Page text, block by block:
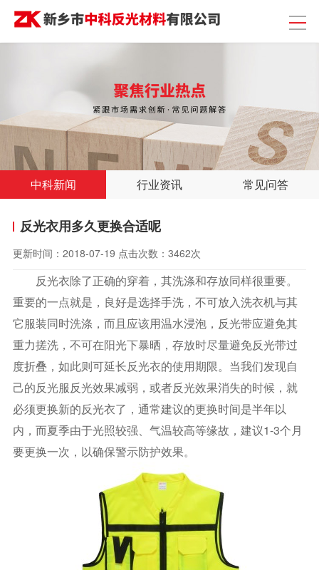
中科新闻 行业资讯 常见问答
反光衣用多久更换合适呢
更新时间： 2018-07-19 点击次数： 3462次
反光衣除了正确的穿着，其洗涤和存放同样很重要。
重要的一点就是，良好是选择手洗，不可放入洗衣机与其
它服装同时洗涤，而且应该用温水浸泡，反光带应避免其
重力搓洗，不可在阳光下暴晒，存放时尽量避免反光带过
度折叠，如此则可延长反光衣的使用期限。当我们发现自
己的反光服反光效果减弱，或者反光效果消失的时候，就
必须更换新的反光衣了，通常建议的更换时间是半年以
内，而夏季由于光照较强、气温较高等缘故，建议1-3个月
要更换一次，以确保警示防护效果。